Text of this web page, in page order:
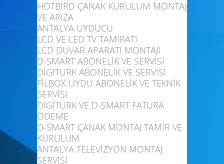
HOTBIRD ÇANAK KURULUM MONTAJ
VE ARIZA
ANTALYA UYDUCU
LCD VE LED TV TAMİRATI
LCD DUVAR APARATI MONTAJI
D-SMART ABONELİK VE SERVİSİ
DİGİTURK ABONELİK VE SERVİSİ
FİLBOX UYDU ABONELİK VE TEKNİK
SERVİSİ
DİGİTURK VE D-SMART FATURA
ÖDEME
D-SMART ÇANAK MONTAJ TAMİR VE
KURULUM
ANTALYA TELEVİZYON MONTAJ
SERVİSİ